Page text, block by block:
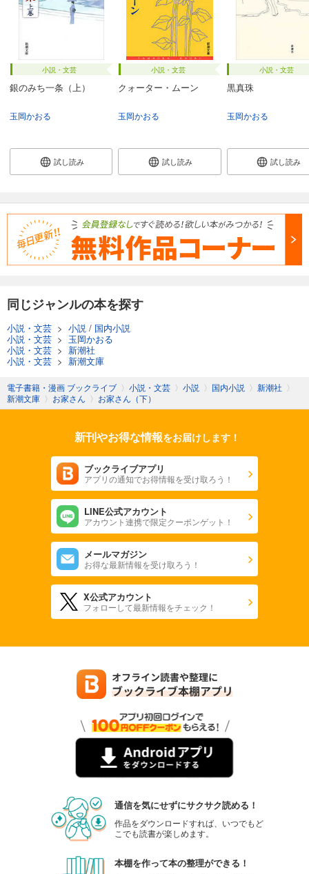
小説・文芸
銀のみち一条（上）
玉岡かおる
試し読み
小説・文芸
クォーター・ムーン
玉岡かおる
試し読み
小説・文芸
黒真珠
玉岡かおる
試し読み
同じジャンルの本を探す
小説・文芸 > 小説 / 国内小説
小説・文芸 > 玉岡かおる
小説・文芸 > 新潮社
小説・文芸 > 新潮文庫
電子書籍・漫画 ブックライブ 〉 小説・文芸 〉 小説 〉 国内小説 〉 新潮社 〉
新潮文庫 〉 お家さん 〉 お家さん（下）
新刊やお得な情報をお届けします！
ブックライブアプリ
アプリの通知でお得情報を受け取ろう！
LINE公式アカウント
アカウント連携で限定クーポンゲット！
メールマガジン
お得な最新情報を受け取ろう！
X公式アカウント
フォローして最新情報をチェック！
通信を気にせずにサクサク読める！
作品をダウンロードすれば、いつでもど
こでも読書が楽しめます。
本棚を作って本の整理ができる！